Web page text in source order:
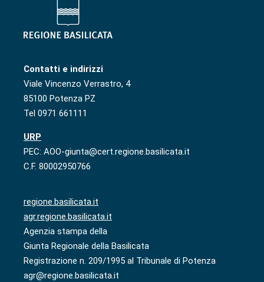
Contatti e indirizzi
Viale Vincenzo Verrastro, 4
85100 Potenza PZ
Tel 0971 661111
URP
PEC: AOO-giunta@cert.regione.basilicata.it
C.F. 80002950766
regione.basilicata.it
agr.regione.basilicata.it
Agenzia stampa della
Giunta Regionale della Basilicata
Registrazione n. 209/1995 al Tribunale di Potenza
agr@regione.basilicata.it